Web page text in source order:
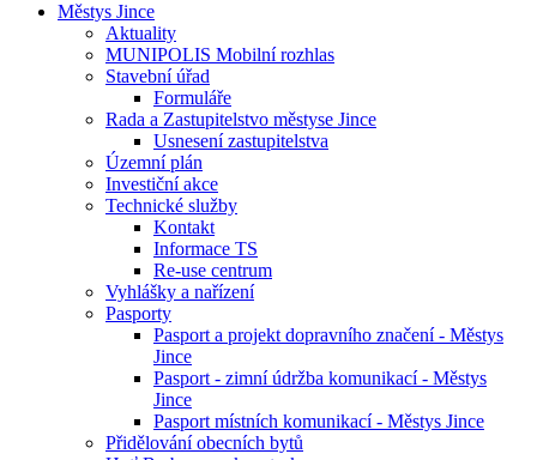
Městys Jince
Aktuality
MUNIPOLIS Mobilní rozhlas
Stavební úřad
Formuláře
Rada a Zastupitelstvo městyse Jince
Usnesení zastupitelstva
Územní plán
Investiční akce
Technické služby
Kontakt
Informace TS
Re-use centrum
Vyhlášky a nařízení
Pasporty
Pasport a projekt dopravního značení - Městys
Jince
Pasport - zimní údržba komunikací - Městys
Jince
Pasport místních komunikací - Městys Jince
Přidělování obecních bytů